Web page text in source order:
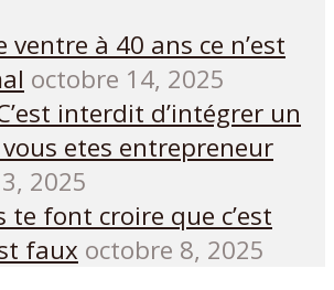
ventre à 40 ans ce n’est
octobre 14, 2025
interdit d’intégrer un
etes entrepreneur
2025
te font croire que c’est
faux octobre 8, 2025